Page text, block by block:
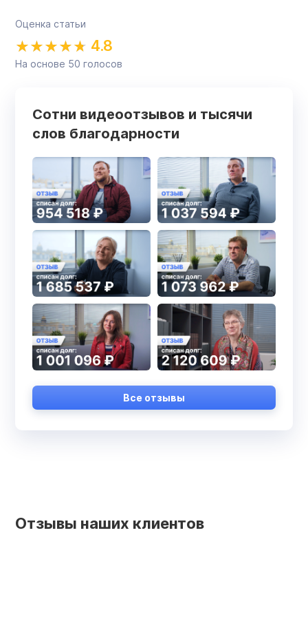
Оценка статьи
4.8
На основе 50 голосов
Сотни видеоотзывов и тысячи
слов благодарности
Все отзывы
Отзывы наших клиентов